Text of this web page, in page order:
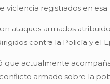
registrados en esa
ataques armados
contra la Policía y el
actualmente
armado sobre la